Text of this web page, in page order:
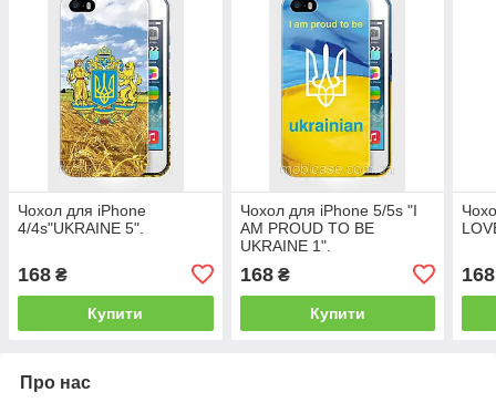
Чохол для iPhone
4/4s"UKRAINE 5".
168 ₴
Купити
Чохол для iPhone 5/5s "I
AM PROUD TO BE
UKRAINE 1".
168₴
Купити
168
Про нас